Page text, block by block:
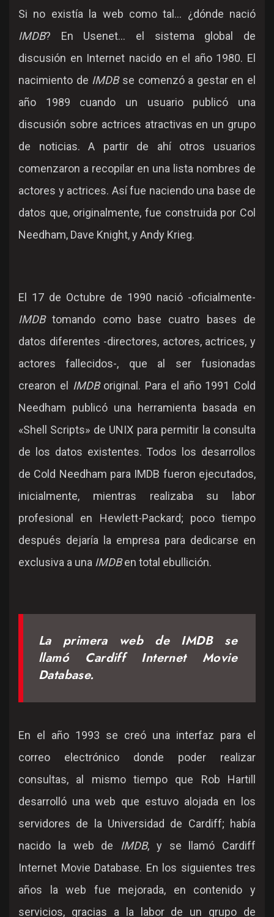
Si no existía la web como tal... ¿dónde nació
IMDB? En Usenet... el sistema global de
discusión en Internet nacido en el año 1980. El
nacimiento de IMDBse comenzó a gestar en el
año 1989 cuando un usuario publicó una
discusión sobre actrices atractivas en un grupo
de noticias. A partir de ahí otros usuarios
comenzaron a recopilar en una lista nombres de
actores y actrices. Así fue naciendo una base de
datos que, originalmente, fue construida por Col
Needham, Dave Knight, y Andy Krieg.
El 17 de Octubre de 1990 nació -oficialmente-
IMDBtomando como base cuatro bases de
datos diferentes -directores, actores, actrices, y
actores fallecidos-, que al ser fusionadas
crearon el IMDBoriginal. Para el año 1991 Cold
Needham publicó una herramienta basada en
«Shell Scripts» de UNIX para permitir la consulta
de los datos existentes. Todos los desarrollos
de Cold Needham para IMDB fueron ejecutados,
inicialmente, mientras realizaba su labor
profesional en Hewlett-Packard; poco tiempo
después dejaría la empresa para dedicarse en
exclusiva a una IMDBen total ebullición.
La primera web de IMDB se
llamó Cardiff Internet Movie
Database.
En el año 1993 se creó una interfaz para el
correo electrónico donde poder realizar
consultas, al mismo tiempo que Rob Hartill
desarrolló una web que estuvo alojada en los
servidores de la Universidad de Cardiff; había
nacido la web de IMDB, y se llamó Cardiff
Internet Movie Database. En los siguientes tres
años la web fue mejorada, en contenido y
servicios, gracias a la labor de un grupo de